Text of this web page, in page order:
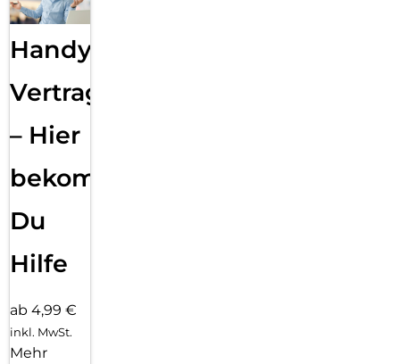
Handy
Vertragsabwicklung
– Hier
bekommst
Du
Hilfe
ab 4,99 €
inkl. MwSt.
Mehr